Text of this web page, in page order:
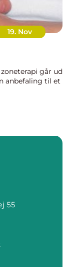
19. Nov
går ud
anbefaling til et